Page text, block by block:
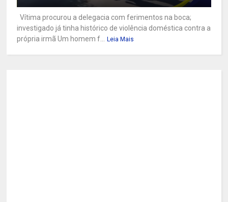
Vítima procurou a delegacia com ferimentos na boca;
investigado já tinha histórico de violência doméstica contra a
própria irmã Um homem f... Leia Mais